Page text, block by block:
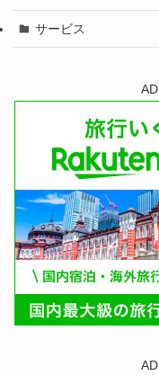
サービス
AD
AD